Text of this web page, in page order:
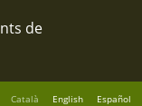
Català English Español